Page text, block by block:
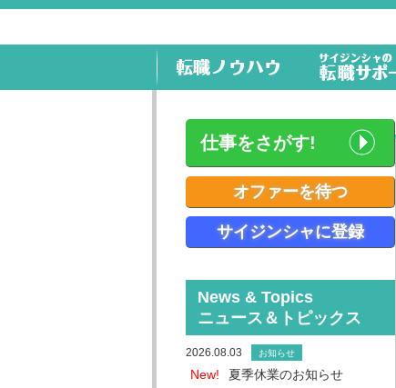
仕事をさがす!
オファーを待つ
サイジンシャに登録
News & Topics
ニュース＆トピックス
2026.08.03 お知らせ
New! 夏季休業のお知らせ